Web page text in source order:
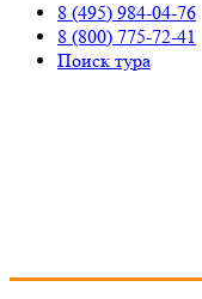
8 (495) 984-04-76
8 (800) 775-72-41
Поиск тура